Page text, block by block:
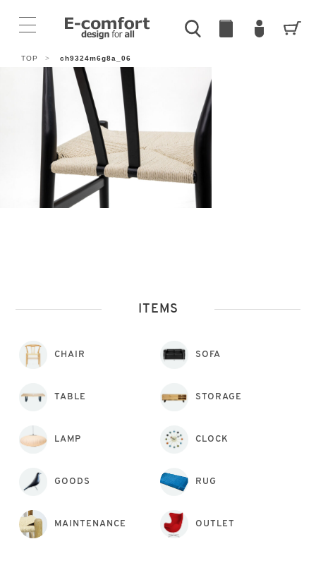
TOP > ch9324m6g8a_06
ITEMS
CHAIR SOFA
TABLE STORAGE
LAMP CLOCK
GOODS RUG
MAINTENANCE OUTLET